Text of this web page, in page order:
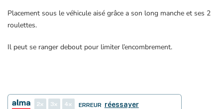
Placement sous le véhicule aisé grâce a son long manche et ses 2
roulettes.
Il peut se ranger debout pour limiter l’encombrement.
2 3 4 ERREUR réessayer